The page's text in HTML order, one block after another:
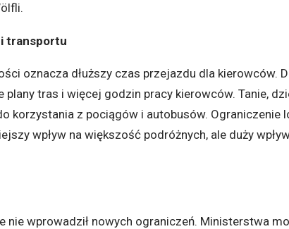
transportu
oznacza dłuższy czas przejazdu dla kierowców.
plany tras i więcej godzin pracy kierowców. Tanie,
korzystania z pociągów i autobusów. Ograniczenie
wpływ na większość podróżnych, ale duży
nie wprowadził nowych ograniczeń. Ministerstwa